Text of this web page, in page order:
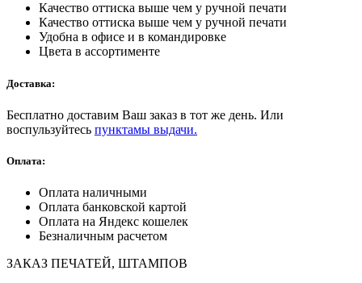
Качество оттиска выше чем у ручной печати
Качество оттиска выше чем у ручной печати
Удобна в офисе и в командировке
Цвета в ассортименте
Доставка:
Бесплатно доставим Ваш заказ в тот же день. Или
воспульзуйтесь пунктамы выдачи.
Оплата:
Оплата наличными
Оплата банковской картой
Оплата на Яндекс кошелек
Безналичным расчетом
ЗАКАЗ ПЕЧАТЕЙ, ШТАМПОВ